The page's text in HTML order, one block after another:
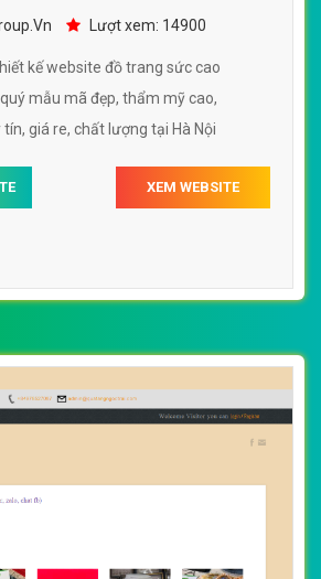
đá quý mẫu mã đẹp, thẩm mỹ
Lượt xem: 14900
kế website đồ trang sức cao
mẫu mã đẹp, thẩm mỹ cao,
giá re, chất lượng tại Hà Nội
XEM WEBSITE